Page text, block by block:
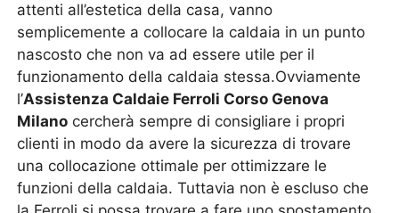
attenti all’estetica della casa, vanno
semplicemente a collocare la caldaia in un punto
nascosto che non va ad essere utile per il
funzionamento della caldaia stessa.Ovviamente
l’Assistenza Caldaie Ferroli Corso Genova
Milano cercherà sempre di consigliare i propri
clienti in modo da avere la sicurezza di trovare
una collocazione ottimale per ottimizzare le
funzioni della caldaia. Tuttavia non è escluso che